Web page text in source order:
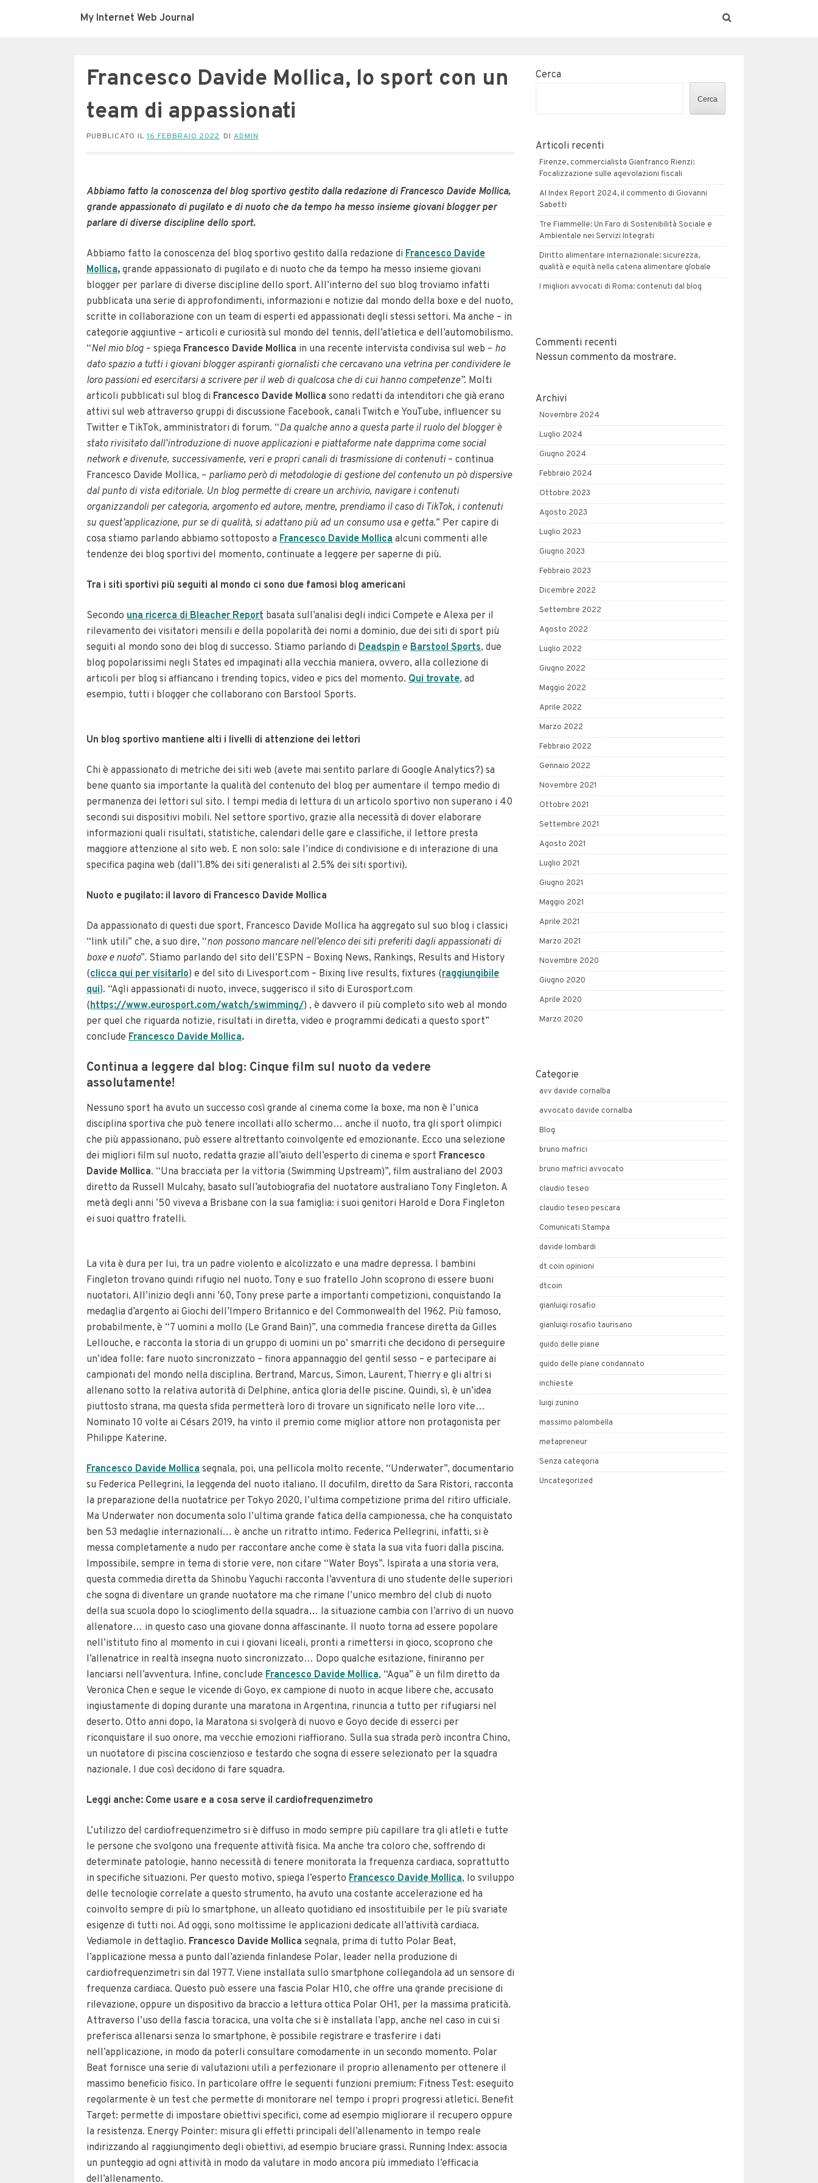
My Internet Web Journal
Francesco Davide Mollica, lo sport con un
team di appassionati
PUBBLICATO IL 16 FEBBRAIO 2022 DI ADMIN
Abbiamo fatto la conoscenza del blog sportivo gestito dalla redazione di Francesco Davide Mollica,
grande appassionato di pugilato e di nuoto che da tempo ha messo insieme giovani blogger per
parlare di diverse discipline dello sport.
Abbiamo fatto la conoscenza del blog sportivo gestito dalla redazione di Francesco Davide
Mollica, grande appassionato di pugilato e di nuoto che da tempo ha messo insieme giovani
blogger per parlare di diverse discipline dello sport. All’interno del suo blog troviamo infatti
pubblicata una serie di approfondimenti, informazioni e notizie dal mondo della boxe e del nuoto,
scritte in collaborazione con un team di esperti ed appassionati degli stessi settori. Ma anche – in
categorie aggiuntive – articoli e curiosità sul mondo del tennis, dell’atletica e dell’automobilismo.
“Nel mio blog – spiega Francesco Davide Mollica in una recente intervista condivisa sul web – ho
dato spazio a tutti i giovani blogger aspiranti giornalisti che cercavano una vetrina per condividere le
loro passioni ed esercitarsi a scrivere per il web di qualcosa che di cui hanno competenze”. Molti
articoli pubblicati sul blog di Francesco Davide Mollica sono redatti da intenditori che già erano
attivi sul web attraverso gruppi di discussione Facebook, canali Twitch e YouTube, influencer su
Twitter e TikTok, amministratori di forum. “Da qualche anno a questa parte il ruolo del blogger è
stato rivisitato dall’introduzione di nuove applicazioni e piattaforme nate dapprima come social
network e divenute, successivamente, veri e propri canali di trasmissione di contenuti – continua
Francesco Davide Mollica, – parliamo però di metodologie di gestione del contenuto un pò dispersive
dal punto di vista editoriale. Un blog permette di creare un archivio, navigare i contenuti
organizzandoli per categoria, argomento ed autore, mentre, prendiamo il caso di TikTok, i contenuti
su quest’applicazione, pur se di qualità, si adattano più ad un consumo usa e getta.” Per capire di
cosa stiamo parlando abbiamo sottoposto a Francesco Davide Mollica alcuni commenti alle
tendenze dei blog sportivi del momento, continuate a leggere per saperne di più.
Tra i siti sportivi più seguiti al mondo ci sono due famosi blog americani
Secondo una ricerca di Bleacher Report basata sull’analisi degli indici Compete e Alexa per il
rilevamento dei visitatori mensili e della popolarità dei nomi a dominio, due dei siti di sport più
seguiti al mondo sono dei blog di successo. Stiamo parlando di Deadspin e Barstool Sports, due
blog popolarissimi negli States ed impaginati alla vecchia maniera, ovvero, alla collezione di
articoli per blog si affiancano i trending topics, video e pics del momento. Qui trovate, ad
esempio, tutti i blogger che collaborano con Barstool Sports.
Un blog sportivo mantiene alti i livelli di attenzione dei lettori
Chi è appassionato di metriche dei siti web (avete mai sentito parlare di Google Analytics?) sa
bene quanto sia importante la qualità del contenuto del blog per aumentare il tempo medio di
permanenza dei lettori sul sito. I tempi media di lettura di un articolo sportivo non superano i 40
secondi sui dispositivi mobili. Nel settore sportivo, grazie alla necessità di dover elaborare
informazioni quali risultati, statistiche, calendari delle gare e classifiche, il lettore presta
maggiore attenzione al sito web. E non solo: sale l’indice di condivisione e di interazione di una
specifica pagina web (dall’1.8% dei siti generalisti al 2.5% dei siti sportivi).
Nuoto e pugilato: il lavoro di Francesco Davide Mollica
Da appassionato di questi due sport, Francesco Davide Mollica ha aggregato sul suo blog i classici
“link utili” che, a suo dire, “non possono mancare nell’elenco dei siti preferiti dagli appassionati di
boxe e nuoto”. Stiamo parlando del sito dell’ESPN – Boxing News, Rankings, Results and History
(clicca qui per visitarlo) e del sito di Livesport.com – Bixing live results, fixtures (raggiungibile
qui). “Agli appassionati di nuoto, invece, suggerisco il sito di Eurosport.com
(https://www.eurosport.com/watch/swimming/) , è davvero il più completo sito web al mondo
per quel che riguarda notizie, risultati in diretta, video e programmi dedicati a questo sport”
conclude Francesco Davide Mollica.
Continua a leggere dal blog: Cinque film sul nuoto da vedere
assolutamente!
Nessuno sport ha avuto un successo così grande al cinema come la boxe, ma non è l’unica
disciplina sportiva che può tenere incollati allo schermo… anche il nuoto, tra gli sport olimpici
che più appassionano, può essere altrettanto coinvolgente ed emozionante. Ecco una selezione
dei migliori film sul nuoto, redatta grazie all’aiuto dell’esperto di cinema e sport Francesco
Davide Mollica. “Una bracciata per la vittoria (Swimming Upstream)”, film australiano del 2003
diretto da Russell Mulcahy, basato sull’autobiografia del nuotatore australiano Tony Fingleton. A
metà degli anni ’50 viveva a Brisbane con la sua famiglia: i suoi genitori Harold e Dora Fingleton
ei suoi quattro fratelli.
La vita è dura per lui, tra un padre violento e alcolizzato e una madre depressa. I bambini
Fingleton trovano quindi rifugio nel nuoto. Tony e suo fratello John scoprono di essere buoni
nuotatori. All’inizio degli anni ’60, Tony prese parte a importanti competizioni, conquistando la
medaglia d’argento ai Giochi dell’Impero Britannico e del Commonwealth del 1962. Più famoso,
probabilmente, è “7 uomini a mollo (Le Grand Bain)”, una commedia francese diretta da Gilles
Lellouche, e racconta la storia di un gruppo di uomini un po’ smarriti che decidono di perseguire
un’idea folle: fare nuoto sincronizzato – finora appannaggio del gentil sesso – e partecipare ai
campionati del mondo nella disciplina. Bertrand, Marcus, Simon, Laurent, Thierry e gli altri si
allenano sotto la relativa autorità di Delphine, antica gloria delle piscine. Quindi, sì, è un’idea
piuttosto strana, ma questa sfida permetterà loro di trovare un significato nelle loro vite…
Nominato 10 volte ai Césars 2019, ha vinto il premio come miglior attore non protagonista per
Philippe Katerine.
Francesco Davide Mollica segnala, poi, una pellicola molto recente, “Underwater”, documentario
su Federica Pellegrini, la leggenda del nuoto italiano. Il docufilm, diretto da Sara Ristori, racconta
la preparazione della nuotatrice per Tokyo 2020, l’ultima competizione prima del ritiro ufficiale.
Ma Underwater non documenta solo l’ultima grande fatica della campionessa, che ha conquistato
ben 53 medaglie internazionali… è anche un ritratto intimo. Federica Pellegrini, infatti, si è
messa completamente a nudo per raccontare anche come è stata la sua vita fuori dalla piscina.
Impossibile, sempre in tema di storie vere, non citare “Water Boys”. Ispirata a una storia vera,
questa commedia diretta da Shinobu Yaguchi racconta l’avventura di uno studente delle superiori
che sogna di diventare un grande nuotatore ma che rimane l’unico membro del club di nuoto
della sua scuola dopo lo scioglimento della squadra… la situazione cambia con l’arrivo di un nuovo
allenatore… in questo caso una giovane donna affascinante. Il nuoto torna ad essere popolare
nell’istituto fino al momento in cui i giovani liceali, pronti a rimettersi in gioco, scoprono che
l’allenatrice in realtà insegna nuoto sincronizzato… Dopo qualche esitazione, finiranno per
lanciarsi nell’avventura. Infine, conclude Francesco Davide Mollica, “Agua” è un film diretto da
Veronica Chen e segue le vicende di Goyo, ex campione di nuoto in acque libere che, accusato
ingiustamente di doping durante una maratona in Argentina, rinuncia a tutto per rifugiarsi nel
deserto. Otto anni dopo, la Maratona si svolgerà di nuovo e Goyo decide di esserci per
riconquistare il suo onore, ma vecchie emozioni riaffiorano. Sulla sua strada però incontra Chino,
un nuotatore di piscina coscienzioso e testardo che sogna di essere selezionato per la squadra
nazionale. I due così decidono di fare squadra.
Leggi anche: Come usare e a cosa serve il cardiofrequenzimetro
L’utilizzo del cardiofrequenzimetro si è diffuso in modo sempre più capillare tra gli atleti e tutte
le persone che svolgono una frequente attività fisica. Ma anche tra coloro che, soffrendo di
determinate patologie, hanno necessità di tenere monitorata la frequenza cardiaca, soprattutto
in specifiche situazioni. Per questo motivo, spiega l’esperto Francesco Davide Mollica, lo sviluppo
delle tecnologie correlate a questo strumento, ha avuto una costante accelerazione ed ha
coinvolto sempre di più lo smartphone, un alleato quotidiano ed insostituibile per le più svariate
esigenze di tutti noi. Ad oggi, sono moltissime le applicazioni dedicate all’attività cardiaca.
Vediamole in dettaglio. Francesco Davide Mollica segnala, prima di tutto Polar Beat,
l’applicazione messa a punto dall’azienda finlandese Polar, leader nella produzione di
cardiofrequenzimetri sin dal 1977. Viene installata sullo smartphone collegandola ad un sensore di
frequenza cardiaca. Questo può essere una fascia Polar H10, che offre una grande precisione di
rilevazione, oppure un dispositivo da braccio a lettura ottica Polar OH1, per la massima praticità.
Attraverso l’uso della fascia toracica, una volta che si è installata l’app, anche nel caso in cui si
preferisca allenarsi senza lo smartphone, è possibile registrare e trasferire i dati
nell’applicazione, in modo da poterli consultare comodamente in un secondo momento. Polar
Beat fornisce una serie di valutazioni utili a perfezionare il proprio allenamento per ottenere il
massimo beneficio fisico. In particolare offre le seguenti funzioni premium: Fitness Test: eseguito
regolarmente è un test che permette di monitorare nel tempo i propri progressi atletici. Benefit
Target: permette di impostare obiettivi specifici, come ad esempio migliorare il recupero oppure
la resistenza. Energy Pointer: misura gli effetti principali dell’allenamento in tempo reale
indirizzando al raggiungimento degli obiettivi, ad esempio bruciare grassi. Running Index: associa
un punteggio ad ogni attività in modo da valutare in modo ancora più immediato l’efficacia
dell’allenamento.
Cerca
Cerca
Articoli recenti
Firenze, commercialista Gianfranco Rienzi:
Focalizzazione sulle agevolazioni fiscali
AI Index Report 2024, il commento di Giovanni
Sabetti
Tre Fiammelle: Un Faro di Sostenibilità Sociale e
Ambientale nei Servizi Integrati
Diritto alimentare internazionale: sicurezza,
qualità e equità nella catena alimentare globale
I migliori avvocati di Roma: contenuti dal blog
Commenti recenti
Nessun commento da mostrare.
Archivi
Novembre 2024
Luglio 2024
Giugno 2024
Febbraio 2024
Ottobre 2023
Agosto 2023
Luglio 2023
Giugno 2023
Febbraio 2023
Dicembre 2022
Settembre 2022
Agosto 2022
Luglio 2022
Giugno 2022
Maggio 2022
Aprile 2022
Marzo 2022
Febbraio 2022
Gennaio 2022
Novembre 2021
Ottobre 2021
Settembre 2021
Agosto 2021
Luglio 2021
Giugno 2021
Maggio 2021
Aprile 2021
Marzo 2021
Novembre 2020
Giugno 2020
Aprile 2020
Marzo 2020
Categorie
avv davide cornalba
avvocato davide cornalba
Blog
bruno mafrici
bruno mafrici avvocato
claudio teseo
claudio teseo pescara
Comunicati Stampa
davide lombardi
dt coin opinioni
dtcoin
gianluigi rosafio
gianluigi rosafio taurisano
guido delle piane
guido delle piane condannato
inchieste
luigi zunino
massimo palombella
metapreneur
Senza categoria
Uncategorized